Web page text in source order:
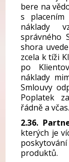
bere na
s placením
náklady
správného
shora
zcela k tíži
po
náklady
Smlouvy
Poplatek
řádně a včas.
2.36.
kterých je
produktů.